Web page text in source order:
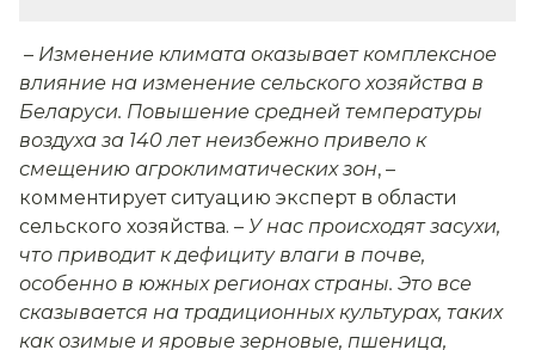
– Изменение климата оказывает комплексное
влияние на изменение сельского хозяйства в
Беларуси. Повышение средней температуры
воздуха за 140 лет неизбежно привело к
смещению агроклиматических зон, –
комментирует ситуацию эксперт в области
сельского хозяйства. – У нас происходят засухи,
что приводит к дефициту влаги в почве,
особенно в южных регионах страны. Это все
сказывается на традиционных культурах, таких
как озимые и яровые зерновые, пшеница,